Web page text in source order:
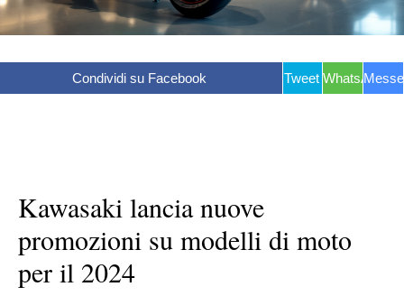
Condividi su Facebook Tweet WhatsApp
Kawasaki lancia nuove
promozioni su modelli di moto
per il 2024